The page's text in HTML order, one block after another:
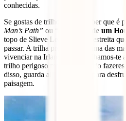
conhecidas.
Se gostas de trilhos, fica a saber que é
Man’s Path” ou “Caminho de um
topo de Slieve League, é tão estreita
passar. A trilha proporciona uma das
vivenciar na Irlanda. Aconselhamos-te
trilho perigoso mas é necessário
disso, guarda algumas horas para
paisagem.